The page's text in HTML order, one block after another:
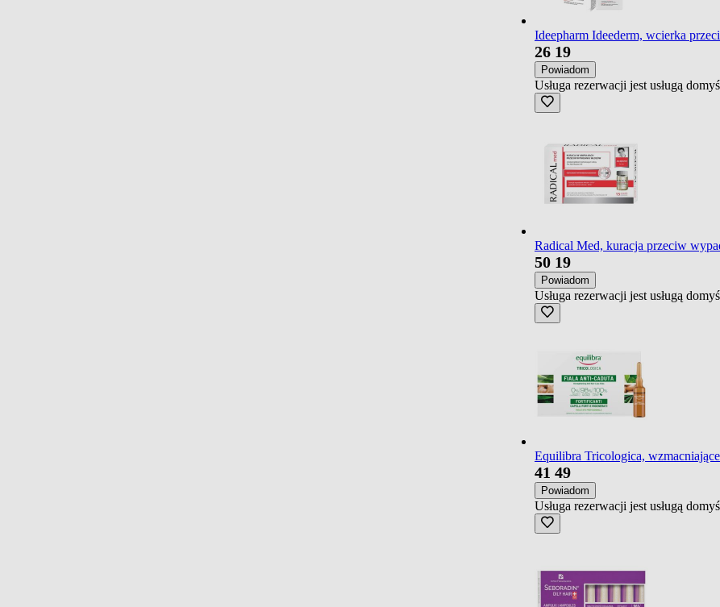
Ideepharm Ideederm, wcierka
26 19
Powiadom
Usługa rezerwacji jest usługą
Radical Med, kuracja przeciw
50 19
Powiadom
Usługa rezerwacji jest usługą
Equilibra Tricologica,
41 49
Powiadom
Usługa rezerwacji jest usługą